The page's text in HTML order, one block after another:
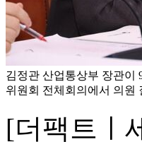
김정관 산업통상부 장관이
위원회 전체회의에서 의원
[더팩트ㅣ